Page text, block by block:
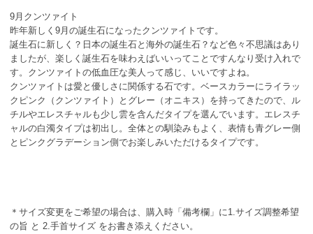
9月クンツァイト
昨年新しく9月の誕生石になったクンツァイトです。
誕生石に新しく？日本の誕生石と海外の誕生石？など色々不思議はあり
ましたが、楽しく誕生石を味わえばいいってことですんなり受け入れで
す。クンツァイトの低血圧な美人って感じ、いいですよね。
クンツァイトは愛と優しさに関係する石です。ベースカラーにライラッ
クピンク（クンツァイト）とグレー（オニキス）を持ってきたので、ル
チルやエレスチャルも少し雲を含んだタイプを選んでいます。エレスチ
ャルの白濁タイプは初出し。全体との馴染みもよく、表情も青グレー側
とピンクグラデーション側でお楽しみいただけるタイプです。
＊サイズ変更をご希望の場合は、購入時「備考欄」に1.サイズ調整希望
の旨 と 2.手首サイズ をお書き添えください。